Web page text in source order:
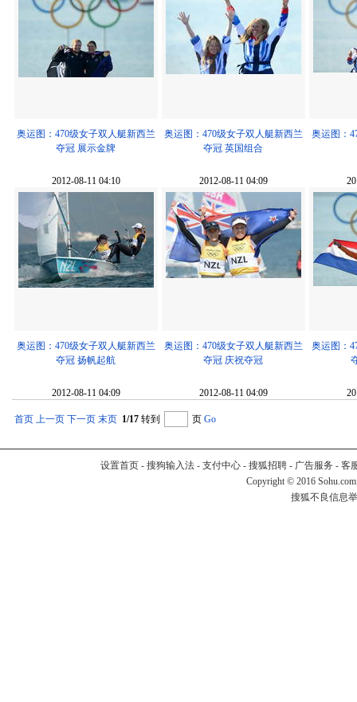
奥运图：470级女子双人艇新西兰
夺冠 展示金牌
2012-08-11 04:10
奥运图：470级女子双人艇新西兰
夺冠 英国组合
2012-08-11 04:09
奥运图：
奥运图：470级女子双人艇新西兰
夺冠 扬帆起航
2012-08-11 04:09
奥运图：470级女子双人艇新西兰
夺冠 庆祝夺冠
2012-08-11 04:09
奥运图：
首页 上一页 下一页 末页 1/17 转到 页 Go
设置首页- 搜狗输入法- 支付中心- 搜狐招聘- 广告服务 - 客
Copyright © 2016
搜狐不良信息